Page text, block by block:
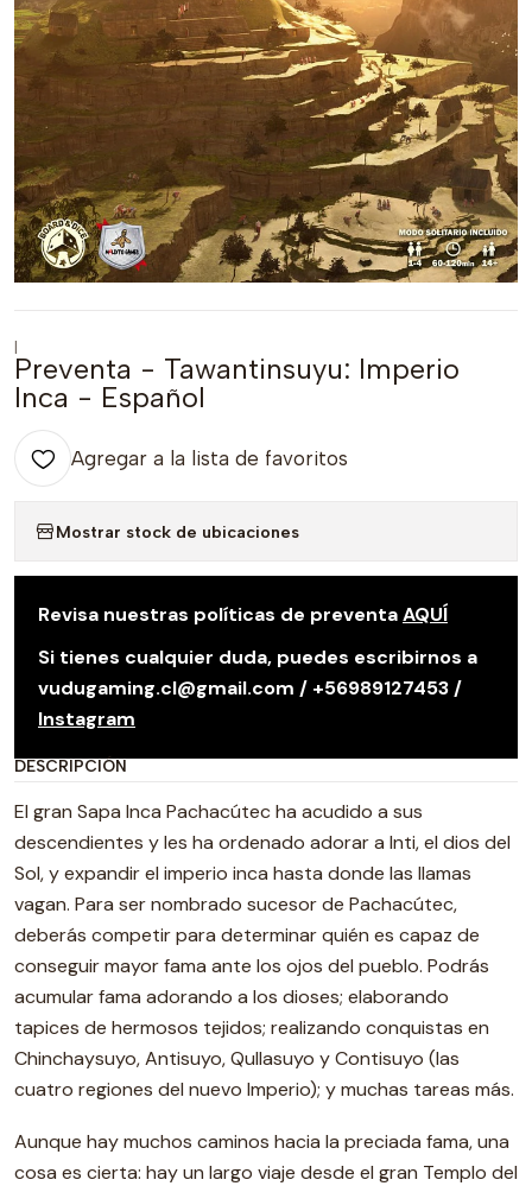
|
Preventa - Tawantinsuyu: Imperio
Inca - Español
Agregar a la lista de favoritos
Mostrar stock de ubicaciones
Revisa nuestras políticas de preventaAQUÍ
Si tienes cualquier duda, puedes escribirnos a
vudugaming.cl@gmail.com / +56989127453 /
Instagram
DESCRIPCIÓN
El gran Sapa Inca Pachacútec ha acudido a sus
descendientes y les ha ordenado adorar a Inti, el dios del
Sol, y expandir el imperio inca hasta donde las llamas
vagan. Para ser nombrado sucesor de Pachacútec,
deberás competir para determinar quién es capaz de
conseguir mayor fama ante los ojos del pueblo. Podrás
acumular fama adorando a los dioses; elaborando
tapices de hermosos tejidos; realizando conquistas en
Chinchaysuyo, Antisuyo, Qullasuyo y Contisuyo (las
cuatro regiones del nuevo Imperio); y muchas tareas más.
Aunque hay muchos caminos hacia la preciada fama, una
cosa es cierta: hay un largo viaje desde el gran Templo del